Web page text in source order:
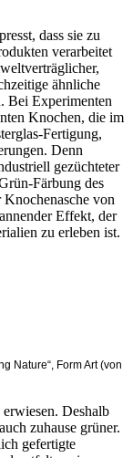
dass sie zu
verarbeitet
ähnliche
Bei Experimenten
Knochen, die im
Fertigung,
Denn
gezüchteter
Färbung des
von
Effekt, der
zu erleben ist.
Nature“, Form Art (von
Deshalb
zuhause grüner.
gefertigte